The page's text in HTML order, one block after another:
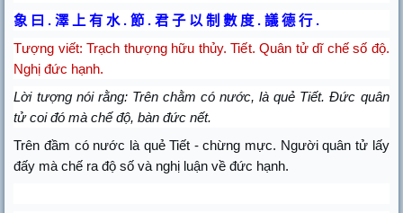
象 曰 . 澤 上 有 水 . 節 . 君 子 以 制 數 度 . 議 德 行.
Tượng viết: Trạch thượng hữu thủy. Tiết. Quân tử dĩ chế số độ.
Nghị đức hạnh.
Lời tượng nói rằng: Trên chằm có nước, là quẻ Tiết. Đức quân
tử coi đó mà chế độ, bàn đức nết.
Trên đầm có nước là quẻ Tiết - chừng mực. Người quân tử lấy
đấy mà chế ra độ số và nghị luận về đức hạnh.